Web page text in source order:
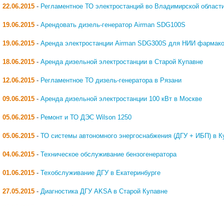
22.06.2015 - Регламентное ТО электростанций во Владимирской
19.06.2015 - Арендовать дизель-генератор Airman SDG100S
19.06.2015 - Аренда электростанции Airman SDG300S для НИИ
18.06.2015 - Аренда дизельной электростанции в Старой Купавне
12.06.2015 - Регламентное ТО дизель-генератора в Рязани
09.06.2015 - Аренда дизельной электростанции 100 кВт в Москве
05.06.2015 - Ремонт и ТО ДЭС Wilson 1250
05.06.2015 - ТО системы автономного энергоснабжения (ДГУ + ИБП) в
04.06.2015 - Техническое обслуживание бензогенератора
01.06.2015 - Техобслуживание ДГУ в Екатеринбурге
27.05.2015 - Диагностика ДГУ AKSA в Старой Купавне